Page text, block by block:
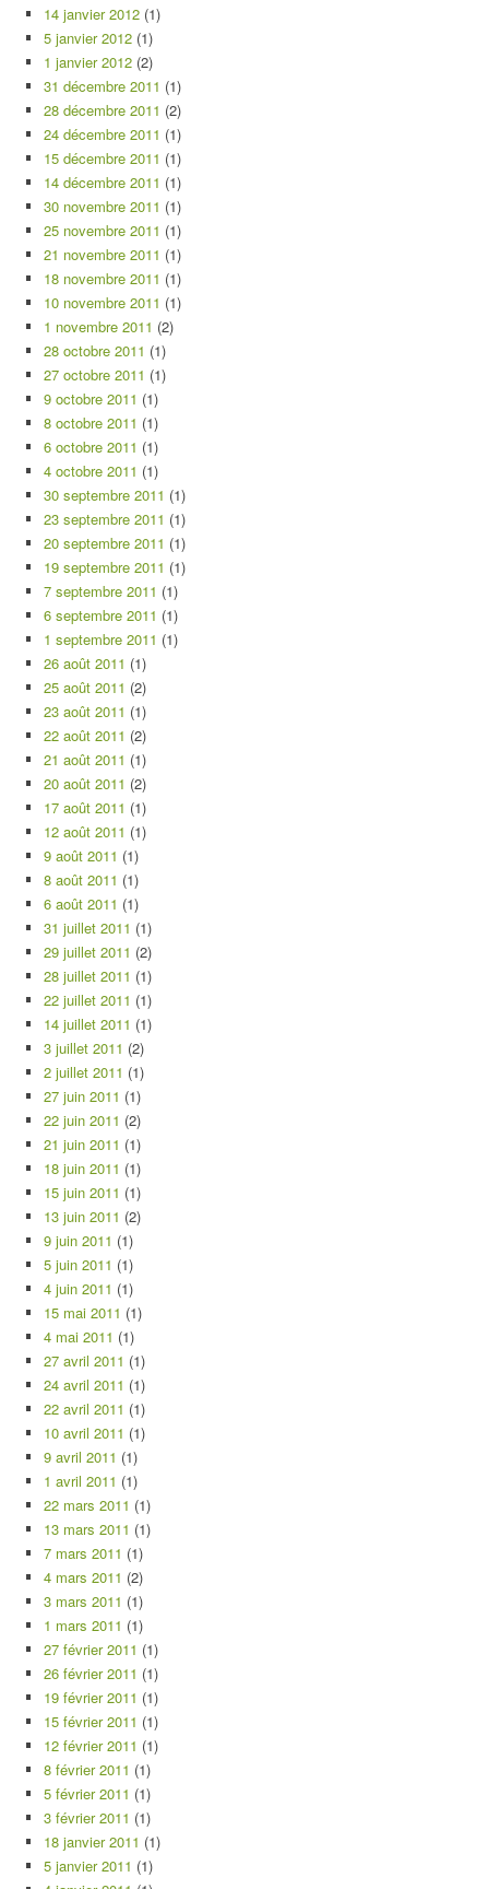
14 janvier 2012 (1)
5 janvier 2012 (1)
1 janvier 2012 (2)
31 décembre 2011 (1)
28 décembre 2011 (2)
24 décembre 2011 (1)
15 décembre 2011 (1)
14 décembre 2011 (1)
30 novembre 2011 (1)
25 novembre 2011 (1)
21 novembre 2011 (1)
18 novembre 2011 (1)
10 novembre 2011 (1)
1 novembre 2011 (2)
28 octobre 2011 (1)
27 octobre 2011 (1)
9 octobre 2011 (1)
8 octobre 2011 (1)
6 octobre 2011 (1)
4 octobre 2011 (1)
30 septembre 2011 (1)
23 septembre 2011 (1)
20 septembre 2011 (1)
19 septembre 2011 (1)
7 septembre 2011 (1)
6 septembre 2011 (1)
1 septembre 2011 (1)
26 août 2011 (1)
25 août 2011 (2)
23 août 2011 (1)
22 août 2011 (2)
21 août 2011 (1)
20 août 2011 (2)
17 août 2011 (1)
12 août 2011 (1)
9 août 2011 (1)
8 août 2011 (1)
6 août 2011 (1)
31 juillet 2011 (1)
29 juillet 2011 (2)
28 juillet 2011 (1)
22 juillet 2011 (1)
14 juillet 2011 (1)
3 juillet 2011 (2)
2 juillet 2011 (1)
27 juin 2011 (1)
22 juin 2011 (2)
21 juin 2011 (1)
18 juin 2011 (1)
15 juin 2011 (1)
13 juin 2011 (2)
9 juin 2011 (1)
5 juin 2011 (1)
4 juin 2011 (1)
15 mai 2011 (1)
4 mai 2011 (1)
27 avril 2011 (1)
24 avril 2011 (1)
22 avril 2011 (1)
10 avril 2011 (1)
9 avril 2011 (1)
1 avril 2011 (1)
22 mars 2011 (1)
13 mars 2011 (1)
7 mars 2011 (1)
4 mars 2011 (2)
3 mars 2011 (1)
1 mars 2011 (1)
27 février 2011 (1)
26 février 2011 (1)
19 février 2011 (1)
15 février 2011 (1)
12 février 2011 (1)
8 février 2011 (1)
5 février 2011 (1)
3 février 2011 (1)
18 janvier 2011 (1)
5 janvier 2011 (1)